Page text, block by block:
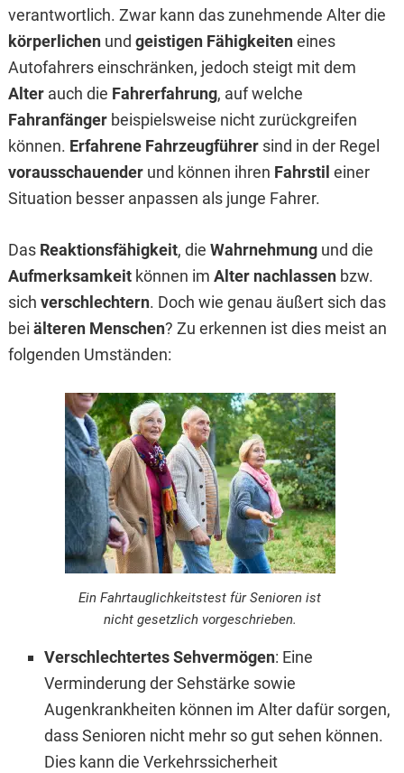
verantwortlich. Zwar kann das zunehmende Alter die
körperlichenund geistigen Fähigkeiteneines
Autofahrers einschränken, jedoch steigt mit dem
Alterauch die Fahrerfahrung, auf welche
Fahranfängerbeispielsweise nicht zurückgreifen
können. Erfahrene Fahrzeugführersind in der Regel
vorausschauenderund können ihren Fahrstil einer
Situation besser anpassen als junge Fahrer.
Das Reaktionsfähigkeit, die Wahrnehmungund die
Aufmerksamkeitkönnen im Alter nachlassenbzw.
sich verschlechtern. Doch wie genau äußert sich das
bei älteren Menschen? Zu erkennen ist dies meist an
folgenden Umständen:
Ein Fahrtauglichkeitstest für Senioren ist
nicht gesetzlich vorgeschrieben.
Verschlechtertes Sehvermögen: Eine
Verminderung der Sehstärke sowie
Augenkrankheiten können im Alter dafür sorgen,
dass Senioren nicht mehr so gut sehen können.
Dies kann die Verkehrssicherheit